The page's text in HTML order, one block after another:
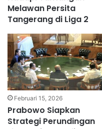
Melawan Persita
Tangerang di Liga 2
Februari 15, 2026
Prabowo Siapkan
Strategi Perundingan